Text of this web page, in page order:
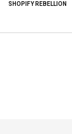
SHOPIFY REBELLION